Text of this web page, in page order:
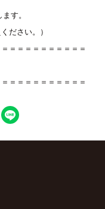
す。
ださい。）
＝＝＝＝＝＝＝＝＝＝
＝＝＝＝＝＝＝＝＝＝